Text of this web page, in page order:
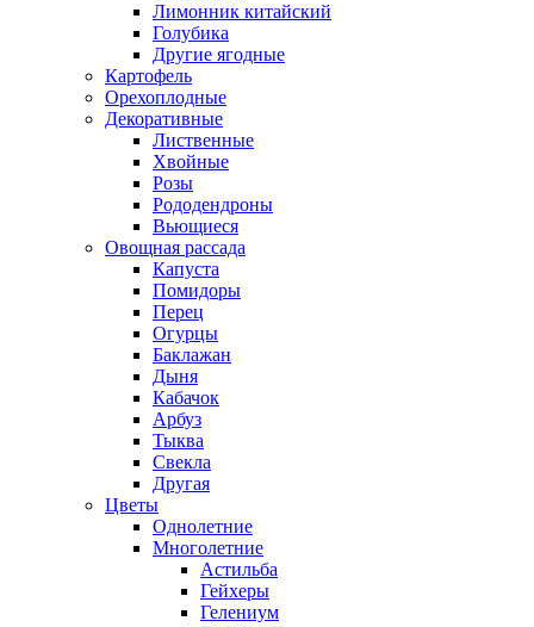
Лимонник китайский
Голубика
Другие ягодные
Картофель
Орехоплодные
Декоративные
Лиственные
Хвойные
Розы
Рододендроны
Вьющиеся
Овощная рассада
Капуста
Помидоры
Перец
Огурцы
Баклажан
Дыня
Кабачок
Арбуз
Тыква
Свекла
Другая
Цветы
Однолетние
Многолетние
Астильба
Гейхеры
Гелениум